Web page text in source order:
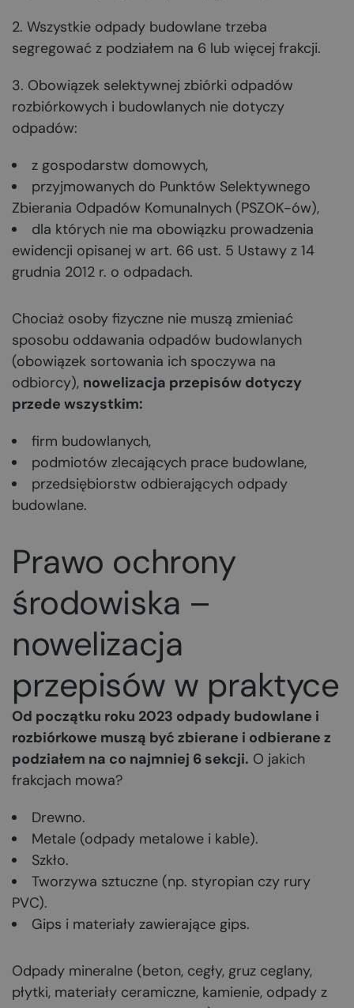
2. Wszystkie odpady budowlane trzeba
segregować z podziałem na 6 lub więcej frakcji.
3. Obowiązek selektywnej zbiórki odpadów
rozbiórkowych i budowlanych nie dotyczy
odpadów:
z gospodarstw domowych,
przyjmowanych do Punktów Selektywnego
Zbierania Odpadów Komunalnych (PSZOK-ów),
dla których nie ma obowiązku prowadzenia
ewidencji opisanej w art. 66 ust. 5 Ustawy z 14
grudnia 2012 r. o odpadach.
Chociaż osoby fizyczne nie muszą zmieniać
sposobu oddawania odpadów budowlanych
(obowiązek sortowania ich spoczywa na
odbiorcy), nowelizacja przepisów dotyczy
przede wszystkim:
firm budowlanych,
podmiotów zlecających prace budowlane,
przedsiębiorstw odbierających odpady
budowlane.
Prawo ochrony
środowiska –
nowelizacja
przepisów w praktyce
Od początku roku 2023 odpady budowlane i
rozbiórkowe muszą być zbierane i odbierane z
podziałem na co najmniej 6 sekcji. O jakich
frakcjach mowa?
Drewno.
Metale (odpady metalowe i kable).
Szkło.
Tworzywa sztuczne (np. styropian czy rury
PVC).
Gips i materiały zawierające gips.
Odpady mineralne (beton, cegły, gruz ceglany,
płytki, materiały ceramiczne, kamienie, odpady z